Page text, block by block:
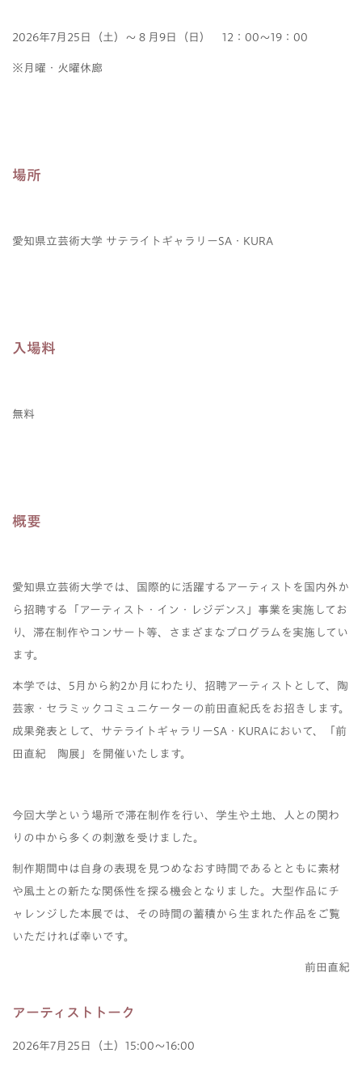
2026年7月25日（土）～８月9日（日） 12：00～19：00
※月曜・火曜休廊
場所
愛知県立芸術大学 サテライトギャラリーSA・KURA
入場料
無料
概要
愛知県立芸術大学では、国際的に活躍するアーティストを国内外か
ら招聘する「アーティスト・イン・レジデンス」事業を実施してお
り、滞在制作やコンサート等、さまざまなプログラムを実施してい
ます。
本学では、5月から約2か月にわたり、招聘アーティストとして、陶
芸家・セラミックコミュニケーターの前田直紀氏をお招きします。
成果発表として、サテライトギャラリーSA・KURAにおいて、「前
田直紀 陶展」を開催いたします。
今回大学という場所で滞在制作を行い、学生や土地、人との関わ
りの中から多くの刺激を受けました。
制作期間中は自身の表現を見つめなおす時間であるとともに素材
や風土との新たな関係性を探る機会となりました。大型作品にチ
ャレンジした本展では、その時間の蓄積から生まれた作品をご覧
いただければ幸いです。
前田直紀
アーティストトーク
2026年7月25日（土）15:00～16:00